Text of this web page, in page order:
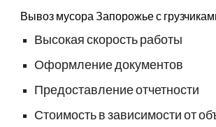
Вывоз мусораЗапорожьес
Высокая скорость работы
Оформление документов
Предоставление отчетности
Стоимость в зависимости от